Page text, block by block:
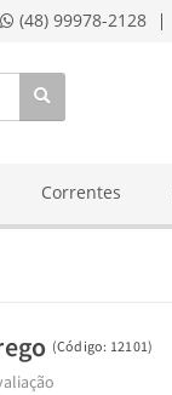
(48) 99978-2128
Correntes
(Código: 12101)